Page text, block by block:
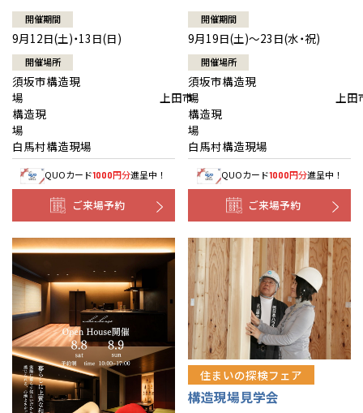
開催期間
9月12日(土)・13日(日)
開催場所
須坂市構造現
場 上田市
構造現
場
白馬村構造現場
QUOカード1000円分進呈中！
ご来場予約
開催期間
9月19日(土)～23日(水・祝)
開催場所
須坂市構造現
場 上田
構造現
白馬村構造現場
QUOカード1000円分進呈中！
ご来場予約
住まいの探検フェア
構造現場見学会